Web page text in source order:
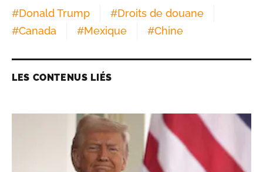
#Donald Trump #Droits de douane
#Canada #Mexique #Chine
LES CONTENUS LIÉS